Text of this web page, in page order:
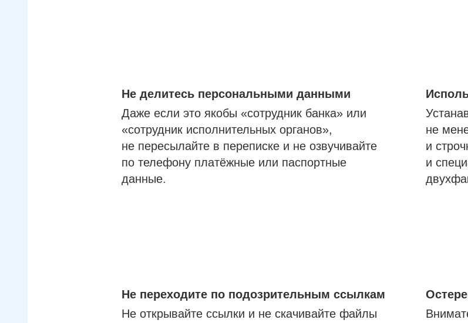
Не делитесь персональными данными
Даже если это якобы «сотрудник банка» или
«сотрудник исполнительных органов»,
не пересылайте в переписке и не озвучивайте
по телефону платёжные или паспортные
данные.
не
и
и
Не переходите по подозрительным ссылкам
Не открывайте ссылки и не скачивайте файлы